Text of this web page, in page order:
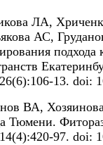
ЛА,
АС,
подхода
13. doi:
ВА,
Тюмени.
97. doi: